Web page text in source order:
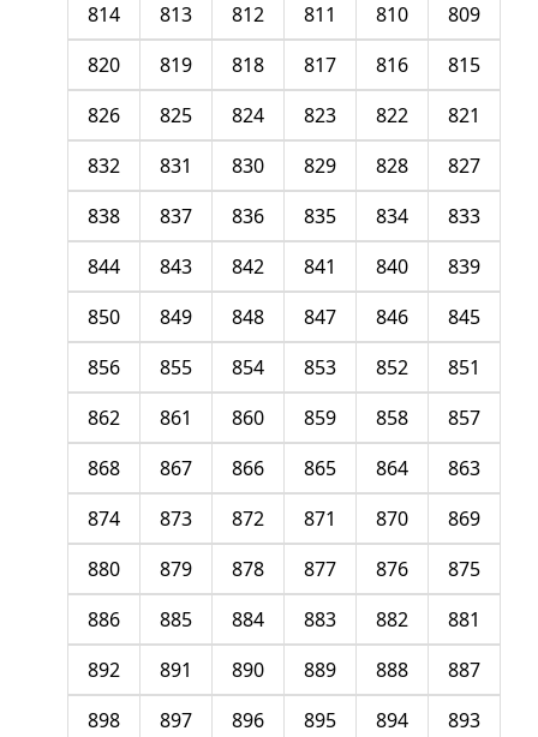
809
810
811
812
813
814
815
816
817
818
819
820
821
822
823
824
825
826
827
828
829
830
831
832
833
834
835
836
837
838
839
840
841
842
843
844
845
846
847
848
849
850
851
852
853
854
855
856
857
858
859
860
861
862
863
864
865
866
867
868
869
870
871
872
873
874
875
876
877
878
879
880
881
882
883
884
885
886
887
888
889
890
891
892
893
894
895
896
897
898